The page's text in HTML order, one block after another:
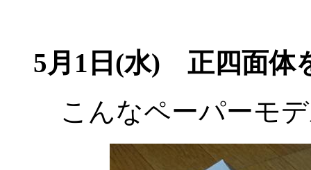
5月1日(水) 正四面体
こんなペーパーモ